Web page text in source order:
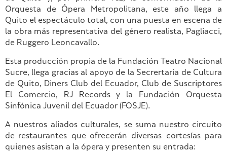
Orquesta de Ópera Metropolitana, este año llega a
Quito el espectáculo total, con una puesta en escena de
la obra más representativa del género realista, Pagliacci,
de Ruggero Leoncavallo.
Esta producción propia de la Fundación Teatro Nacional
Sucre, llega gracias al apoyo de la Secrertaría de Cultura
de Quito, Diners Club del Ecuador, Club de Suscriptores
El Comercio, RJ Records y la Fundación Orquesta
Sinfónica Juvenil del Ecuador (FOSJE).
A nuestros aliados culturales, se suma nuestro circuito
de restaurantes que ofrecerán diversas cortesías para
quienes asistan a la ópera y presenten su entrada: